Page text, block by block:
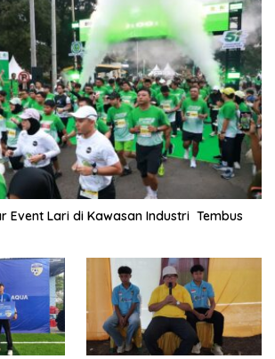
Event Lari di Kawasan Industri Tembus